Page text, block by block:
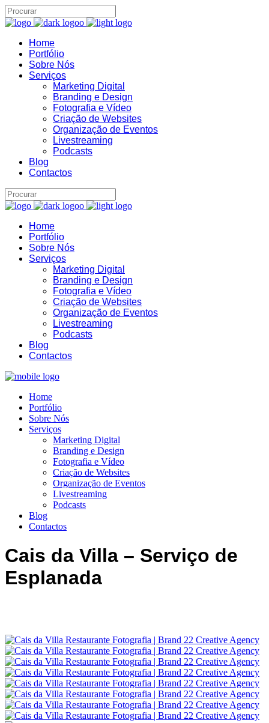
Home
Portfólio
Sobre Nós
Serviços
Marketing Digital
Branding e Design
Fotografia e Vídeo
Criação de Websites
Organização de Eventos
Livestreaming
Podcasts
Blog
Contactos
Home
Portfólio
Sobre Nós
Serviços
Marketing Digital
Branding e Design
Fotografia e Vídeo
Criação de Websites
Organização de Eventos
Livestreaming
Podcasts
Blog
Contactos
Home
Portfólio
Sobre Nós
Serviços
Marketing Digital
Branding e Design
Fotografia e Vídeo
Criação de Websites
Organização de Eventos
Livestreaming
Podcasts
Blog
Contactos
Cais da Villa – Serviço de
Esplanada
B22
Assistente IA · Brand22
Online
04:08